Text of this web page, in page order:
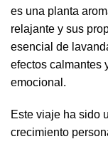
es una planta
relajante y sus
esencial de
efectos calmantes
emocional.
Este viaje ha sido
crecimiento